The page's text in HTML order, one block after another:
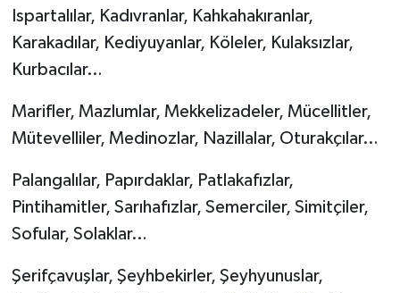
Ispartalılar, Kadıvranlar, Kahkahakıranlar,
Karakadılar, Kediyuyanlar, Köleler, Kulaksızlar,
Kurbacılar…
Marifler, Mazlumlar, Mekkelizadeler, Mücellitler,
Mütevelliler, Medinozlar, Nazillalar, Oturakçılar…
Palangalılar, Papırdaklar, Patlakafızlar,
Pintihamitler, Sarıhafızlar, Semerciler, Simitçiler,
Sofular, Solaklar…
Şerifçavuşlar, Şeyhbekirler, Şeyhyunuslar,